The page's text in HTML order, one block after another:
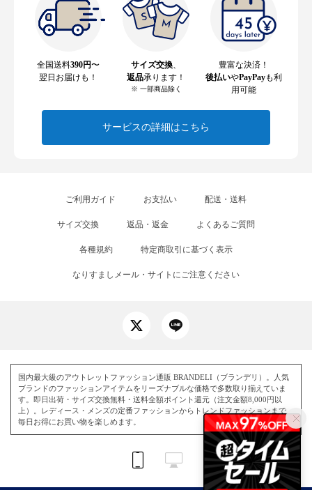
全国送料390円〜
翌日お届けも！
サイズ交換
返品承ります！
※ 一部商品除く
豊富な決済！
後払いやPayPayも利
用可能
サービスの詳細はこちら
ご利用ガイド お支払い 配送・送料
サイズ交換 返品・返金 よくあるご質問
各種規約 特定商取引に基づく表示
なりすましメール・サイトにご注意ください
国内最大級のアウトレットファッション通販 BRANDELI（ブランデリ）。人気
ブランドのファッションアイテムをリーズナブルな価格で多数取り揃えていま
す。即日出荷・サイズ交換無料・送料全額ポイント還元（注文金額8,000円以
上）。レディース・メンズの定番ファッションからトレンドファッションまで、
毎日お得にお買い物を楽しめます。